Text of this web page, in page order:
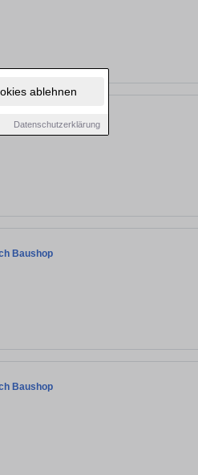
ablehnen
Datenschutzerklärung
Baushop
Baushop